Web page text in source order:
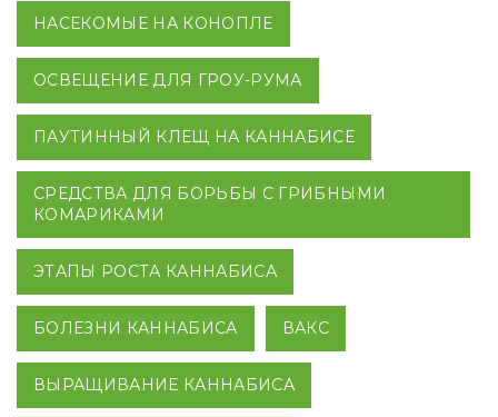
НАСЕКОМЫЕ НА КОНОПЛЕ
ОСВЕЩЕНИЕ ДЛЯ ГРОУ-РУМА
ПАУТИННЫЙ КЛЕЩ НА КАННАБИСЕ
СРЕДСТВА ДЛЯ БОРЬБЫ С ГРИБНЫМИ
КОМАРИКАМИ
ЭТАПЫ РОСТА КАННАБИСА
БОЛЕЗНИ КАННАБИСА ВАКС
ВЫРАЩИВАНИЕ КАННАБИСА